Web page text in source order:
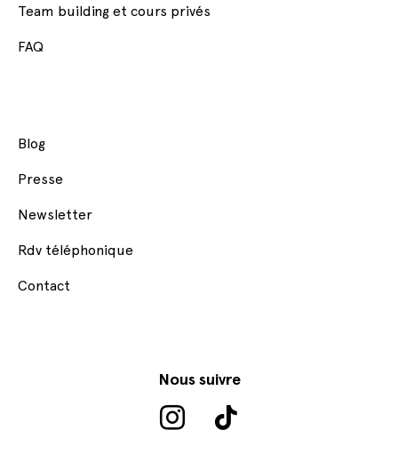
Team building et cours privés
FAQ
Blog
Presse
Newsletter
Rdv téléphonique
Contact
Nous suivre